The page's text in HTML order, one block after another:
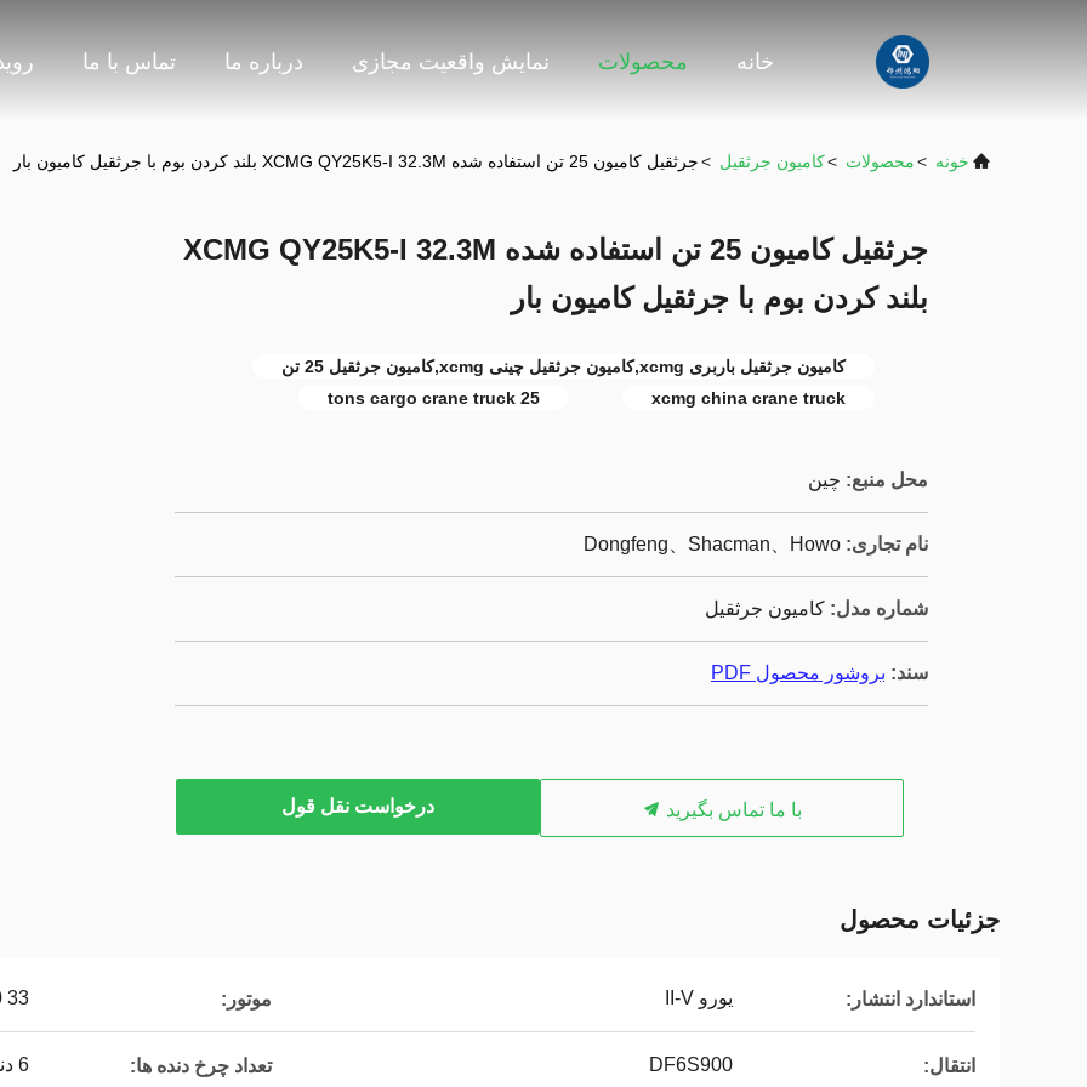
خانه محصولات نمایش واقعیت مجازی درباره ما تماس با ما
خونه >محصولات >کامیون جرثقیل >جرثقیل کامیون 25 تن استفاده شده XCMG QY25K5-I 32.3M بلند کردن بوم با جرثقیل کامیون بار
جرثقیل کامیون 25 تن استفاده شده XCMG QY25K5-I 32.3M
بلند کردن بوم با جرثقیل کامیون بار
کامیون جرثقیل باربری xcmg,کامیون جرثقیل چینی xcmg,کامیون جرثقیل 25 تن
xcmg china crane truck
25 tons cargo crane truck
محل منبع: چین
نام تجاری: Dongfeng、Shacman、Howo
شماره مدل: کامیون جرثقیل
سند: بروشور محصول PDF
با ما تماس بگیرید درخواست نقل قول
جزئیات محصول
استاندارد انتشار: یورو II-V موتور: 33
انتقال: DF6S900 تعداد چرخ دنده ها: 6 دنده جلو و 1 دنده عقب